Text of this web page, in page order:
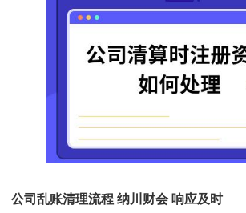
公司乱账清理流程 纳川财会 响应及时